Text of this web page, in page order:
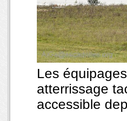
Les
atterrissage
accessible